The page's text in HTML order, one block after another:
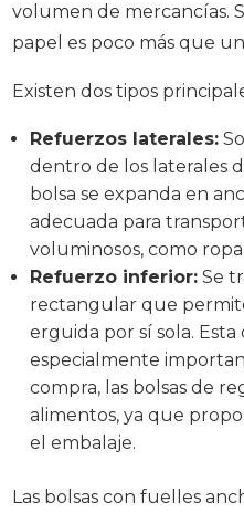
volumen de mercancías.
papel es poco más que
Existen dos tipos
Refuerzos laterales:
dentro de los laterales
bolsa se expanda en
adecuada para
voluminosos, como
Refuerzo inferior: Se
rectangular que
erguida por sí sola. Esta
especialmente
compra, las bolsas de
alimentos, ya que
el embalaje.
Las bolsas con fuelles